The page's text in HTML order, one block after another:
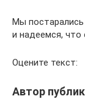
Мы
и надеемся, что
Оцените текст:
Автор